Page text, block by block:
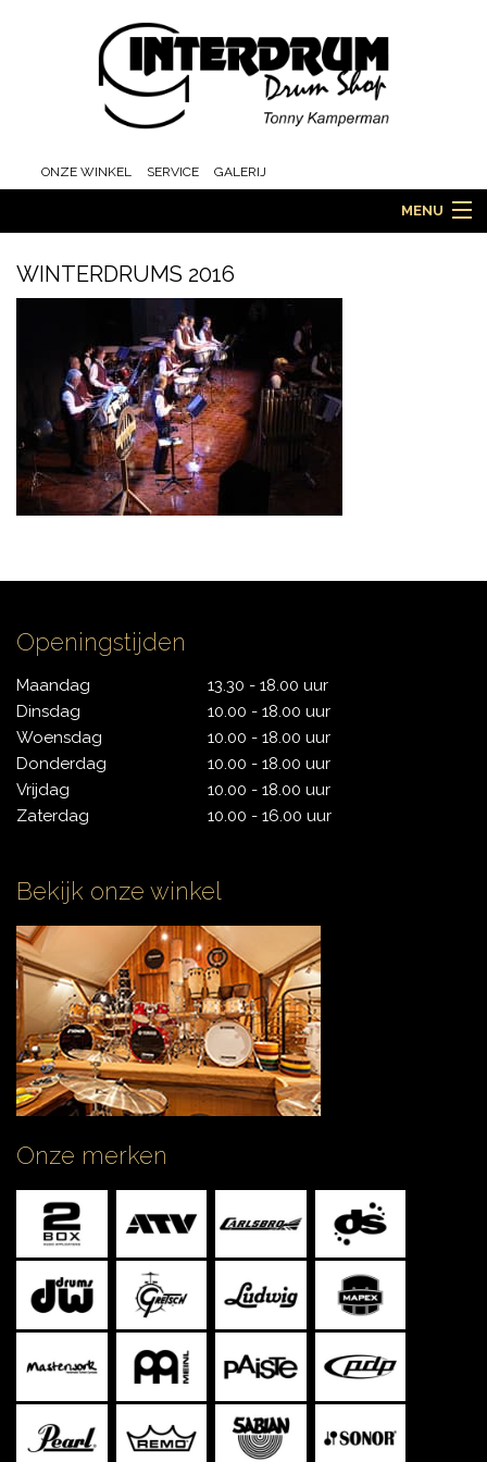
ONZE WINKEL SERVICE GALERIJ
MENU
DRUMS
ORCHESTRA EN MARCHING
PERCUSSIE
ACCESSOIRES
ONLINE SALE
CONTACT
WINTERDRUMS 2016
Openingstijden
Maandag
Dinsdag
Woensdag
Donderdag
Vrijdag
Zaterdag
13.30 - 18.00 uur
10.00 - 18.00 uur
10.00 - 18.00 uur
10.00 - 18.00 uur
10.00 - 18.00 uur
10.00 - 16.00 uur
Bekijk onze winkel
Onze merken